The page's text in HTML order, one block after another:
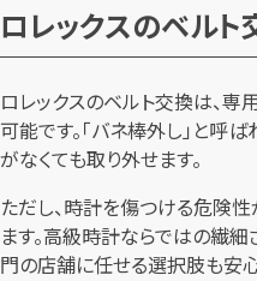
ロレックスのベルト
ロレックスのベルト交換は、
可能です。「バネ棒外し」と呼
がなくても取り外せます。
ただし、時計を傷つける危険
ます。高級時計ならではの繊
門の店舗に任せる選択肢も安心